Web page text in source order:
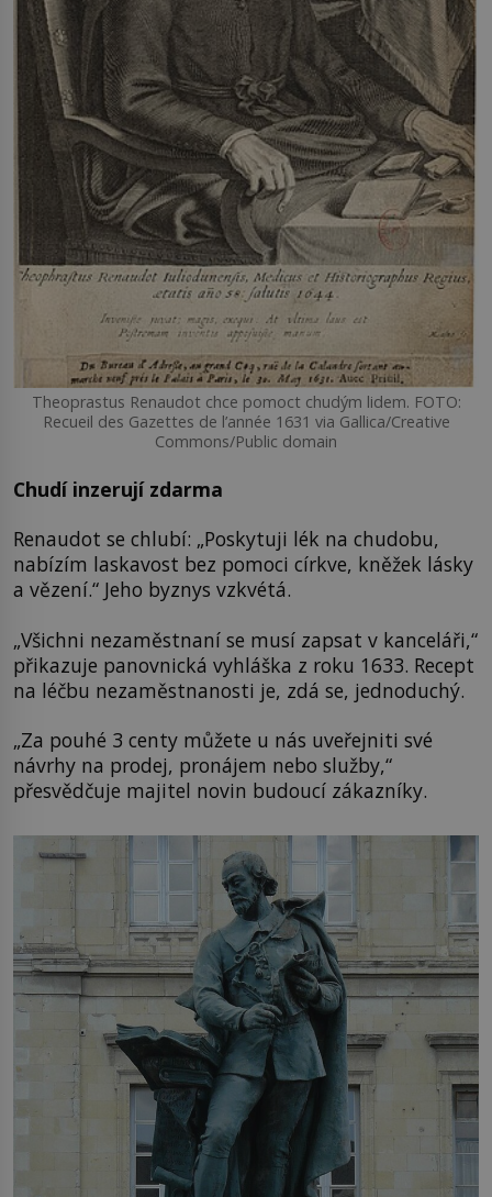
Theoprastus Renaudot chce pomoct chudým lidem. FOTO:
Recueil des Gazettes de l’année 1631 via Gallica/Creative
Commons/Public domain
Chudí inzerují zdarma
Renaudot se chlubí: „Poskytuji lék na chudobu,
nabízím laskavost bez pomoci církve, kněžek lásky
a vězení.“ Jeho byznys vzkvétá.
„Všichni nezaměstnaní se musí zapsat v kanceláři,“
přikazuje panovnická vyhláška z roku 1633. Recept
na léčbu nezaměstnanosti je, zdá se, jednoduchý.
„Za pouhé 3 centy můžete u nás uveřejniti své
návrhy na prodej, pronájem nebo služby,“
přesvědčuje majitel novin budoucí zákazníky.